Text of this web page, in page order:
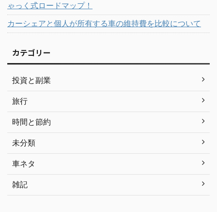
ゃっく式ロードマップ！
カーシェアと個人が所有する車の維持費を比較について
カテゴリー
投資と副業
旅行
時間と節約
未分類
車ネタ
雑記